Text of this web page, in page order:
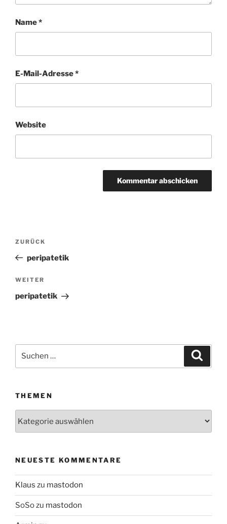
Name*
E-Mail-Adresse*
Website
Beitragsnavigation
Vorheriger
Beitrag
ZURÜCK
peripatetik
Nächster
Beitrag
WEITER
peripatetik
Suchen
THEMEN
NEUESTE KOMMENTARE
Klaus zu mastodon
SoSozu mastodon